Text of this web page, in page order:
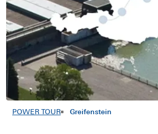
POWER TOUR Greifenstein